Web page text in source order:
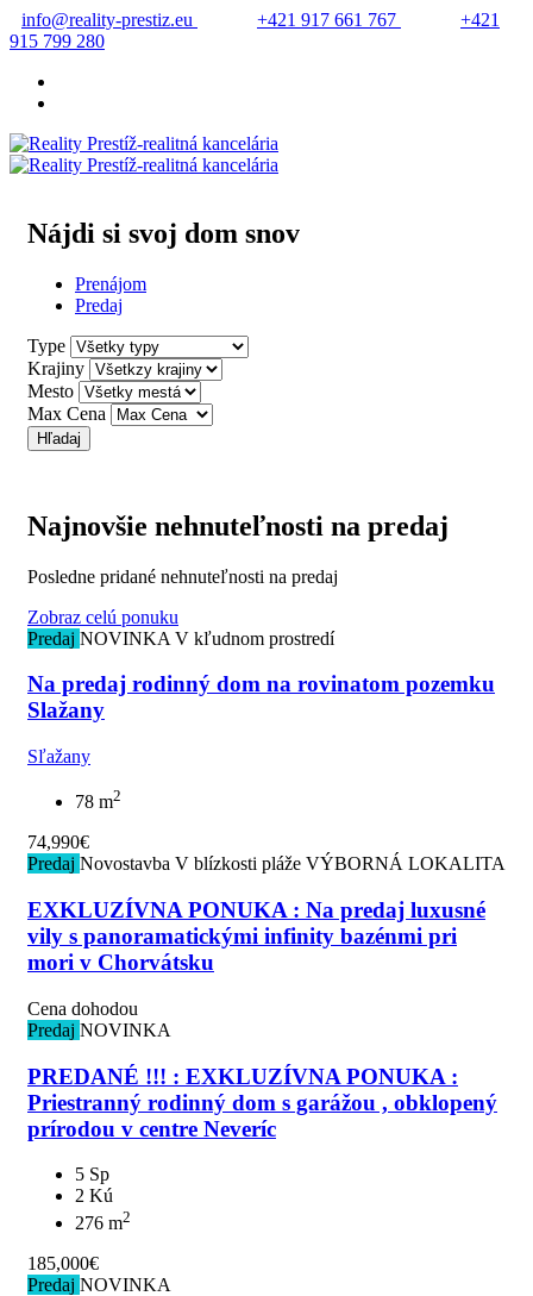
info@reality-prestiz.eu +421 917 661 767
+421
915 799 280
Nájdi si svoj dom snov
Prenájom
Predaj
Type
Krajiny
Mesto
Max Cena
Hľadaj
Najnovšie nehnuteľnosti na predaj
Posledne pridané nehnuteľnosti na predaj
Zobraz celú ponuku
Predaj NOVINKA V kľudnom prostredí
Na predaj rodinný dom na rovinatom pozemku
Slažany
Sľažany
78 m2
74,990€
Predaj Novostavba V blízkosti pláže VÝBORNÁ LOKALITA
EXKLUZÍVNA PONUKA : Na predaj luxusné
vily s panoramatickými infinity bazénmi pri
mori v Chorvátsku
Cena dohodou
Predaj NOVINKA
PREDANÉ !!! : EXKLUZÍVNA PONUKA :
Priestranný rodinný dom s garážou , obklopený
prírodou v centre Neveríc
5 Sp
2 Kú
276 m2
185,000€
Predaj NOVINKA